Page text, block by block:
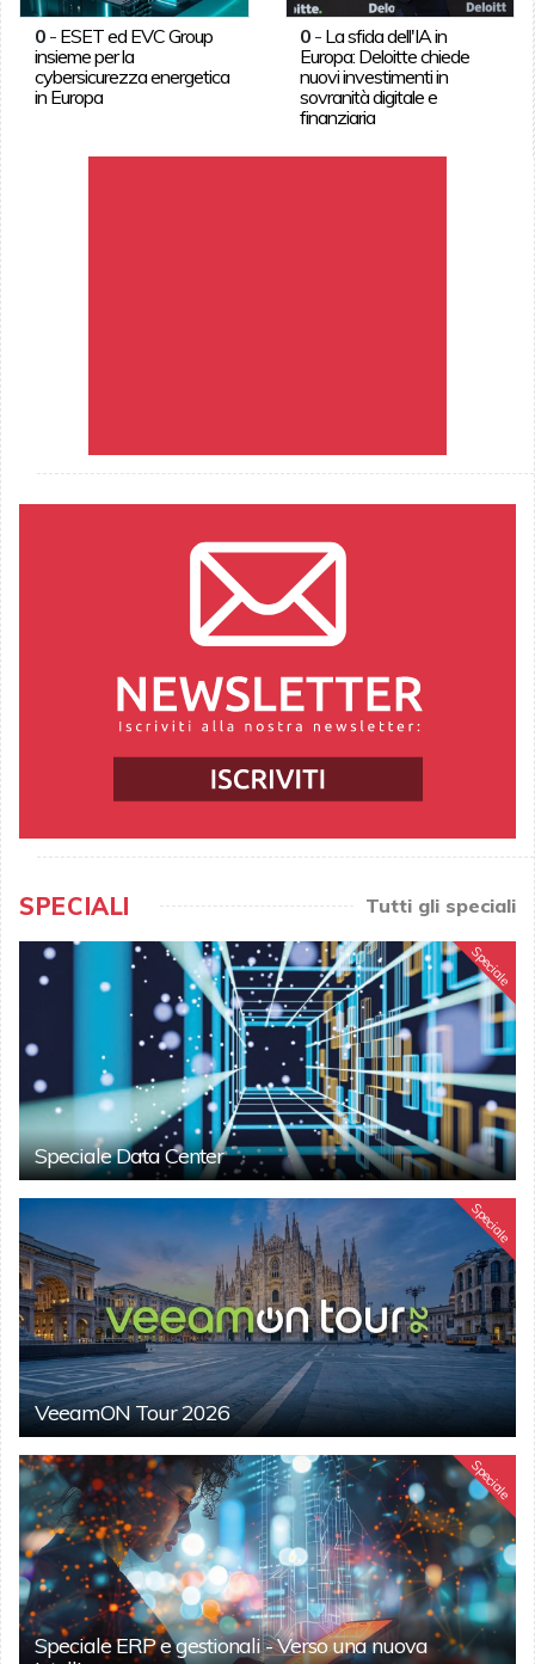
0- ESET ed EVC Group
insieme per la
cybersicurezza energetica
in Europa
0 - La sfida dell'IA in
Europa: Deloitte chiede
nuovi investimenti in
sovranità digitale e
finanziaria
SPECIALI Tutti gli speciali
Speciale
Speciale Data Center
Speciale
VeeamON Tour 2026
Speciale
Speciale ERP e gestionali - Verso una nuova